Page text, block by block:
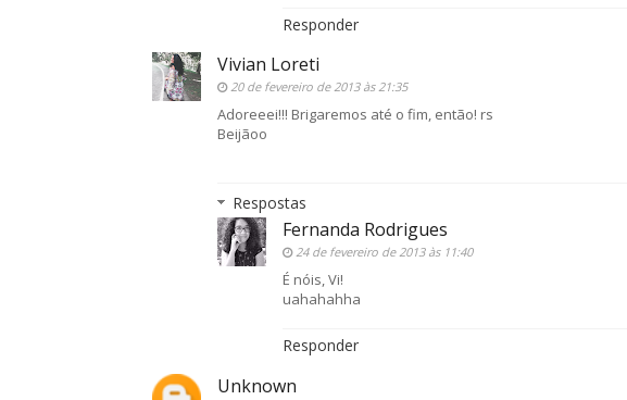
Responder
Vivian Loreti
20 de fevereiro de 2013 às 21:35
Adoreeei!!! Brigaremos até o fim, então! rs
Beijãoo
Respostas
Fernanda Rodrigues
24 de fevereiro de 2013 às 11:40
É nóis, Vi!
uahahahha
Responder
Unknown